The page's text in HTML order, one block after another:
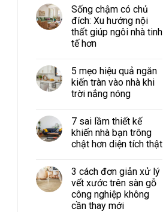
Sống chậm có chủ
đích: Xu hướng nội
thất giúp ngôi nhà tinh
tế hơn
5 mẹo hiệu quả ngăn
kiến tràn vào nhà khi
trời nắng nóng
7 sai lầm thiết kế
khiến nhà bạn trông
chật hơn diện tích thật
3 cách đơn giản xử lý
vết xước trên sàn gỗ
công nghiệp không
cần thay mới